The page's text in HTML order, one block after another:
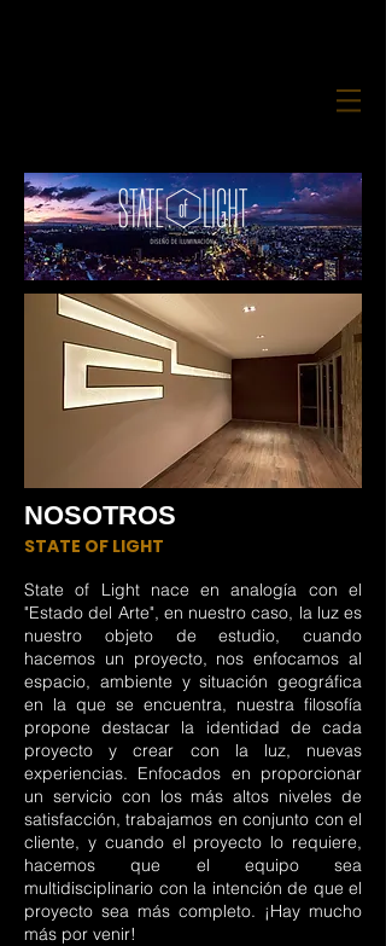
NOSOTROS
STATE OF LIGHT
State of Light nace en analogía con el
"Estado del Arte", en nuestro caso, la luz es
nuestro objeto de estudio, cuando
hacemos un proyecto, nos enfocamos al
espacio, ambiente y situación geográfica
en la que se encuentra, nuestra filosofía
propone destacar la identidad de cada
proyecto y crear con la luz, nuevas
experiencias. Enfocados en proporcionar
un servicio con los más altos niveles de
satisfacción, trabajamos en conjunto con el
cliente, y cuando el proyecto lo requiere,
hacemos que el equipo sea
multidisciplinario con la intención de que el
proyecto sea más completo. ¡Hay mucho
más por venir!